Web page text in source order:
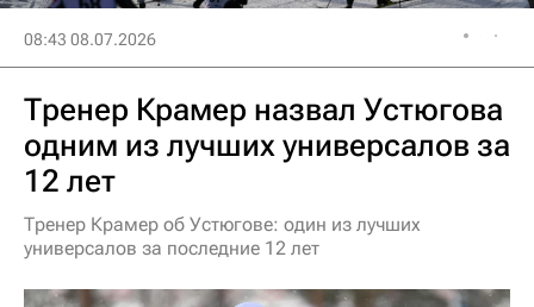
08:43 08.07.2026
Тренер Крамер назвал Устюгова
одним из лучших универсалов за
12 лет
Тренер Крамер об Устюгове: один из лучших
универсалов за последние 12 лет